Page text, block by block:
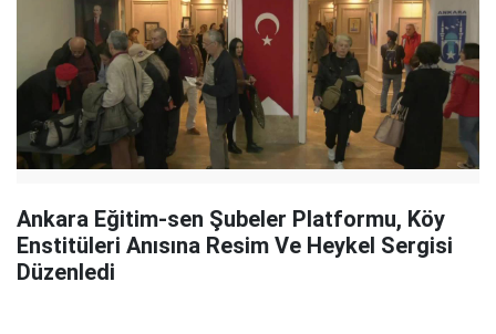
Ankara Eğitim-sen Şubeler Platformu, Köy
Enstitüleri Anısına Resim Ve Heykel Sergisi
Düzenledi